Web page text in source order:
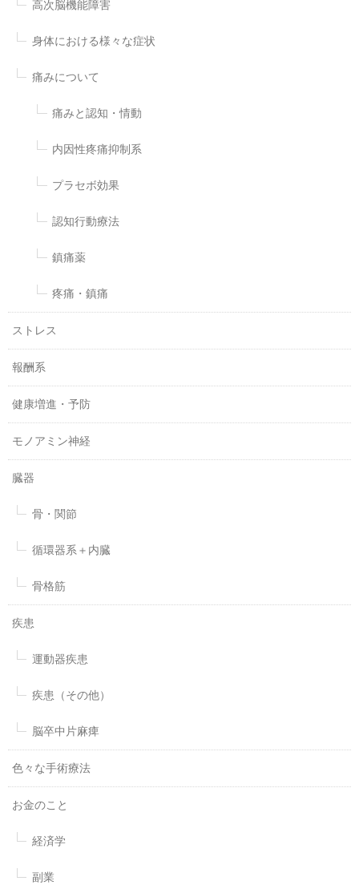
高次脳機能障害
身体における様々な症状
痛みについて
痛みと認知・情動
内因性疼痛抑制系
プラセボ効果
認知行動療法
鎮痛薬
疼痛・鎮痛
ストレス
報酬系
健康増進・予防
モノアミン神経
臓器
骨・関節
循環器系＋内臓
骨格筋
疾患
運動器疾患
疾患（その他）
脳卒中片麻痺
色々な手術療法
お金のこと
経済学
副業